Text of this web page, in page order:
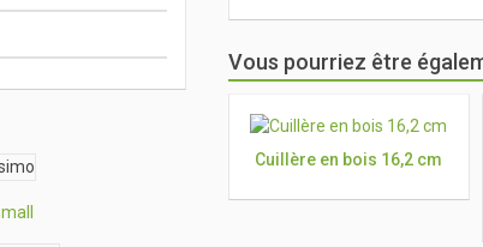
Vous pourriez être
Cuillère en bois 16,2 cm